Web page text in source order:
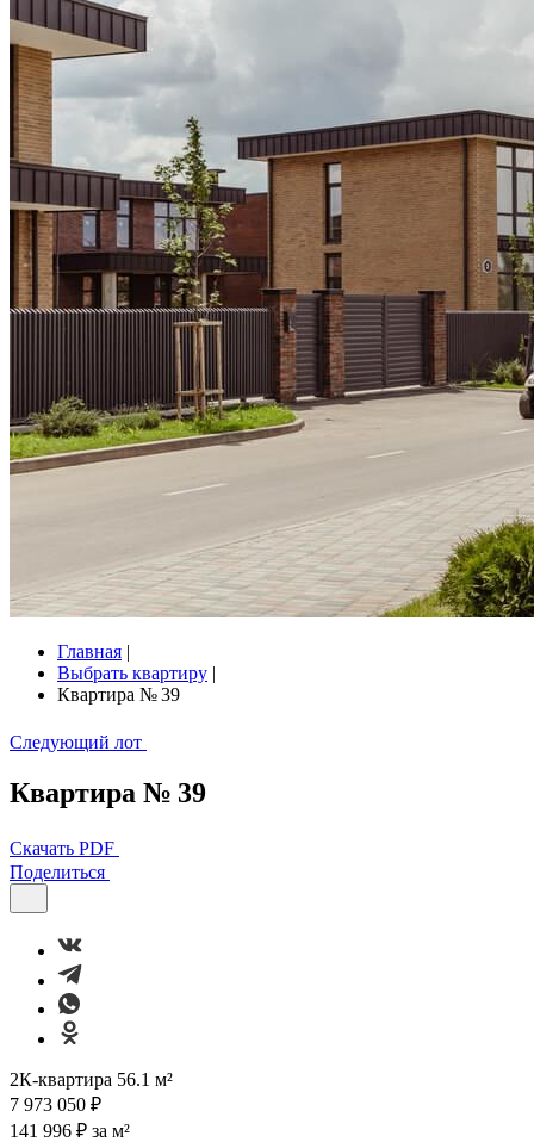
Главная |
Выбрать квартиру |
Квартира № 39
Следующий лот
Квартира № 39
Скачать PDF
Поделиться
2К-квартира 56.1 м²
7 973 050 ₽
141 996 ₽ за м²